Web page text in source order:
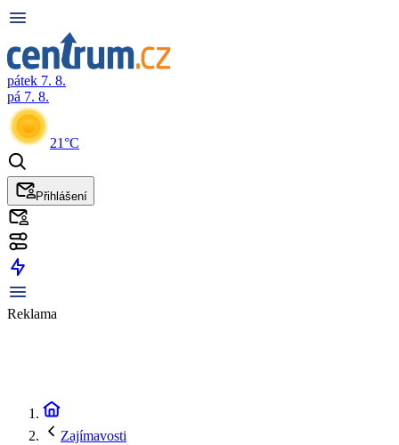
pátek 7. 8.
pá 7. 8.
21°C
Přihlášení
Reklama
Zajímavosti